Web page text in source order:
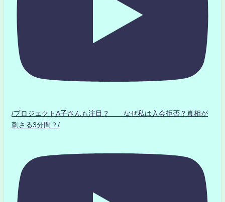
/プロジェクトA子さんも注目？ なぜ私は入会拒否？真相が
刺さる3分間？/